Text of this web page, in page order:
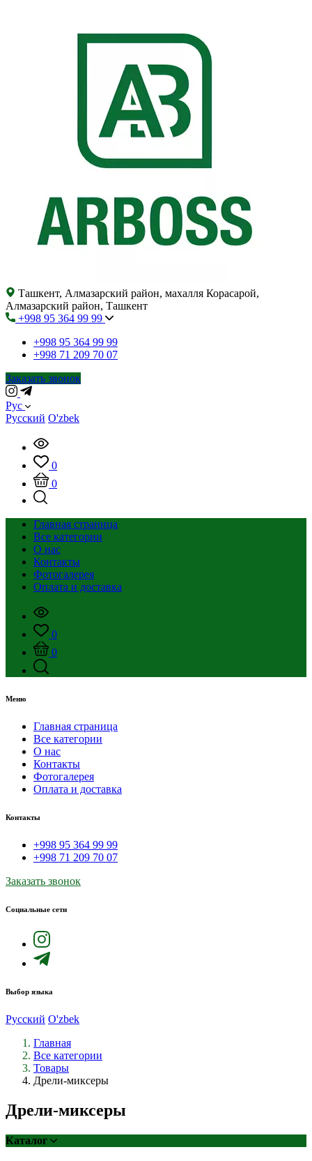
Ташкент, Алмазарский район, махалля Корасарой,
Алмазарский район, Ташкент
+998 95 364 99 99
+998 95 364 99 99
+998 71 209 70 07
Заказать звонок
Рус
Русский O'zbek
0
0
Главная страница
Все категории
О нас
Контакты
Фотогалерея
Оплата и доставка
0
0
Меню
Главная страница
Все категории
О нас
Контакты
Фотогалерея
Оплата и доставка
Контакты
+998 95 364 99 99
+998 71 209 70 07
Заказать звонок
Социальные сети
Выбор языка
Русский O'zbek
Главная
Все категории
Товары
Дрели-миксеры
Дрели-миксеры
Каталог